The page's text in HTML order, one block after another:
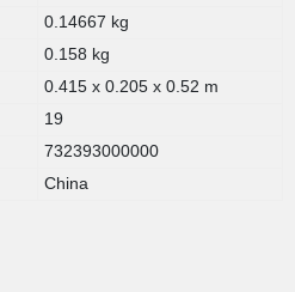
0.14667 kg
0.158 kg
0.415 x 0.205 x 0.52 m
19
732393000000
China